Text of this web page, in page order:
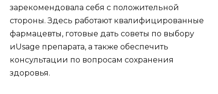
зарекомендовала себя с положительной
стороны. Здесь работают квалифицированные
фармацевты, готовые дать советы по выбору
иUsage препарата, а также обеспечить
консультации по вопросам сохранения
здоровья.